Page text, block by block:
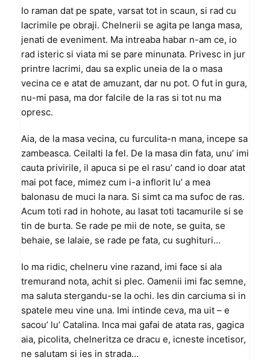
Io raman dat pe spate, varsat tot in scaun, si rad cu
lacrimile pe obraji. Chelnerii se agita pe langa masa,
jenati de eveniment. Ma intreaba habar n-am ce, io
rad isteric si viata mi se pare minunata. Privesc in jur
printre lacrimi, dau sa explic uneia de la o masa
vecina ce e atat de amuzant, dar nu pot. O fut in gura,
nu-mi pasa, ma dor falcile de la ras si tot nu ma
opresc.
Aia, de la masa vecina, cu furculita-n mana, incepe sa
zambeasca. Ceilalti la fel. De la masa din fata, unu’ imi
cauta privirile, il apuca si pe el rasu’ cand io doar atat
mai pot face, mimez cum i-a inflorit lu’ a mea
balonasu de muci la nara. Si simt ca ma sufoc de ras.
Acum toti rad in hohote, au lasat toti tacamurile si se
tin de burta. Se rade pe mii de note, se guita, se
behaie, se lalaie, se rade pe fata, cu sughituri…
Io ma ridic, chelneru vine razand, imi face si ala
tremurand nota, achit si plec. Oamenii imi fac semne,
ma saluta stergandu-se la ochi. Ies din carciuma si in
spatele meu vine una. Imi intinde ceva, ma uit – e
sacou’ lu’ Catalina. Inca mai gafai de atata ras, gagica
aia, picolita, chelneritza ce dracu e, icneste incetisor,
ne salutam si ies in strada…